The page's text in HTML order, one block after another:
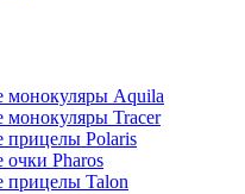
монокуляры Aquila
монокуляры Tracer
прицелы Polaris
Pharos
прицелы Talon